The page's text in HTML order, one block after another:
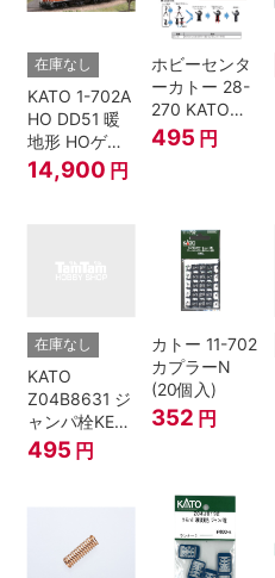
在庫なし
KATO 1-702A
HO DD51 暖
地形 HOゲー
ジ
14,900 円
ホビーセンタ
ーカトー 28-
270 KATOナ
ックルカプラ
ー 黒 センタ
495 円
在庫なし
KATO
Z04B8631 ジ
ャンパ栓KE76
濃青 ランナー
495 円
カトー 11-702
カプラーN
(20個入)
352 円